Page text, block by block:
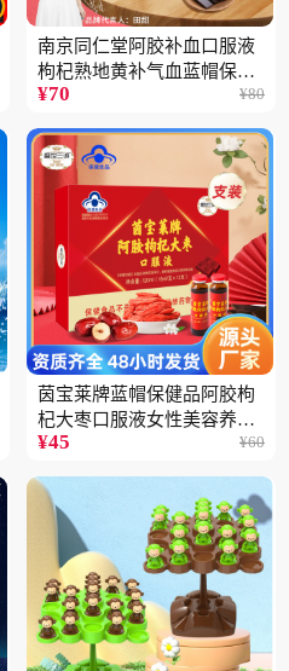
南京同仁堂阿胶补血口服液
枸杞熟地黄补气血蓝帽保健
品100ML
¥70 ¥80
茵宝莱牌蓝帽保健品阿胶枸
杞大枣口服液女性美容养颜
营养品12支装
¥45 ¥60